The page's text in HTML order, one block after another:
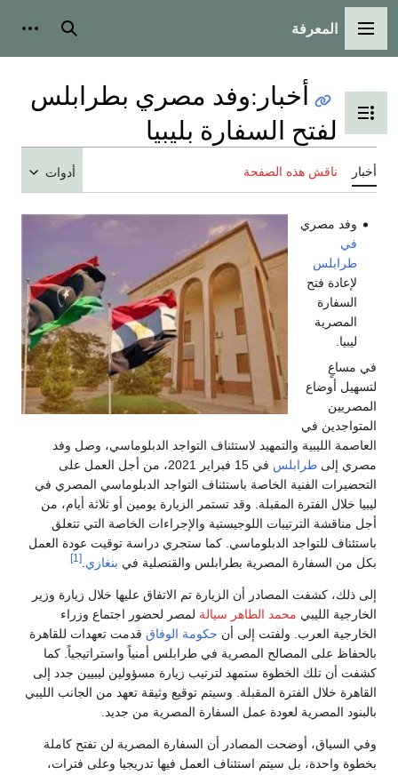
القائمة الرئيسية
المعرفة بحث
تبديل عرض جدول المحتويات
أخبار :وفد مصري بطرابلس
لفتح السفارة بليبيا
أخبار ناقش هذه الصفحة أدوات
وفد مصري
في
طرابلس
لإعادة فتح
السفارة
المصرية
ليبيا.
في مساعٍ
لتسهيل أوضاع
المصريين
المتواجدين في
العاصمة الليبية والتمهيد لاستئناف التواجد الدبلوماسي، وصل وفد
مصري إلى طرابلس
في 15 فبراير 2021، من أجل العمل على
التحضيرات الفنية الخاصة باستئناف التواجد الدبلوماسي المصري في
ليبيا خلال الفترة المقبلة. وقد تستمر الزيارة يومين أو ثلاثة أيام، من
أجل مناقشة الترتيبات اللوجيستية والإجراءات الخاصة التي تتعلق
باستئناف للتواجد الدبلوماسي. كما ستجري دراسة توقيت عودة العمل
بكل من السفارة المصرية بطرابلس والقنصلية في بنغازي [1]
إلى ذلك، كشفت المصادر أن الزيارة تم الاتفاق عليها خلال زيارة وزير
الخارجية الليبي محمد الطاهر سيالة لمصر لحضور اجتماع وزراء
الخارجية العرب. ولفتت إلى أن حكومة الوفاق قدمت تعهدات للقاهرة
بالحفاظ على المصالح المصرية في طرابلس أمنياً واستراتيجياً. كما
كشفت أن تلك الخطوة ستمهد لترتيب زيارة مسؤولين ليبيين جدد إلى
القاهرة خلال الفترة المقبلة. وسيتم توقيع وثيقة تعهد من الجانب الليبي
بالبنود المصرية لعودة عمل السفارة المصرية من جديد.
وفي السياق، أوضحت المصادر أن السفارة المصرية لن تفتح كاملة
بخطوة واحدة، بل سيتم استئناف العمل فيها تدريجيا وعلى فترات،